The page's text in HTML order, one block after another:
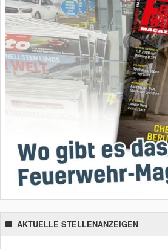
AKTUELLE STELLENANZEIGEN